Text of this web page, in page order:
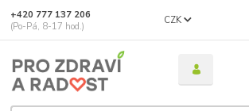
CZK
+420 777 137 206
(Po-Pá, 8-17 hod.)